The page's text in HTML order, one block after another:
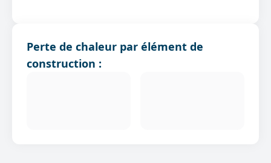
Perte de chaleur par élément de
construction :